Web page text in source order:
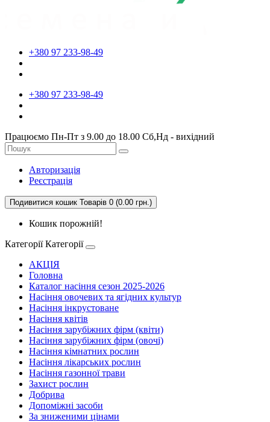
+380 97 233-98-49
+380 97 233-98-49
Працюємо Пн-Пт з 9.00 до 18.00 Сб,Нд - вихідний
Авторизація
Реєстрація
Подивитися кошик Товарів 0 (0.00 грн.)
Кошик порожній!
Категорії Категорії
АКЦІЯ
Головна
Каталог насіння сезон 2025-2026
Насіння овочевих та ягідних культур
Насіння інкрустоване
Насіння квітів
Насіння зарубіжних фірм (квіти)
Насіння зарубіжних фірм (овочі)
Насіння кімнатних рослин
Насіння лікарських рослин
Насіння газонної трави
Захист рослин
Добрива
Допоміжні засоби
За зниженими цінами